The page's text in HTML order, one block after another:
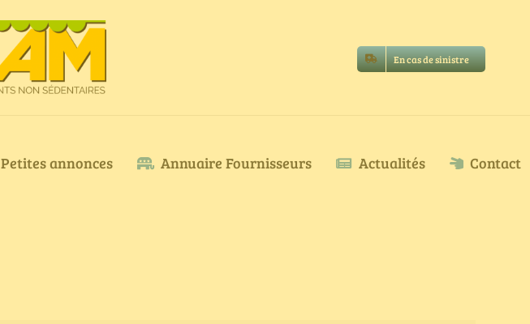
En cas de sinistre
Petites annonces Annuaire Fournisseurs Actualités Contact